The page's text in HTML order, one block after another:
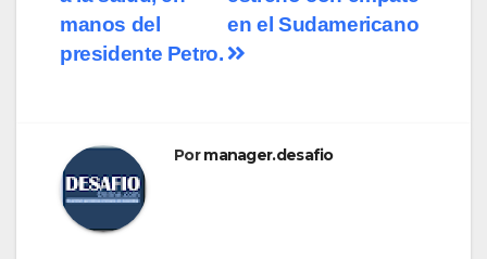
en el Sudamericano
manos del
presidente Petro.
Pormanager.desafio